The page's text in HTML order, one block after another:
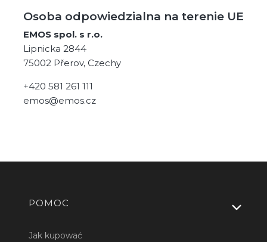
Osoba odpowiedzialna na terenie UE
EMOS spol. s r.o.
Lipnicka 2844
75002 Přerov, Czechy
+420 581 261 111
emos@emos.cz
Linki w stopce
POMOC
Jak kupować